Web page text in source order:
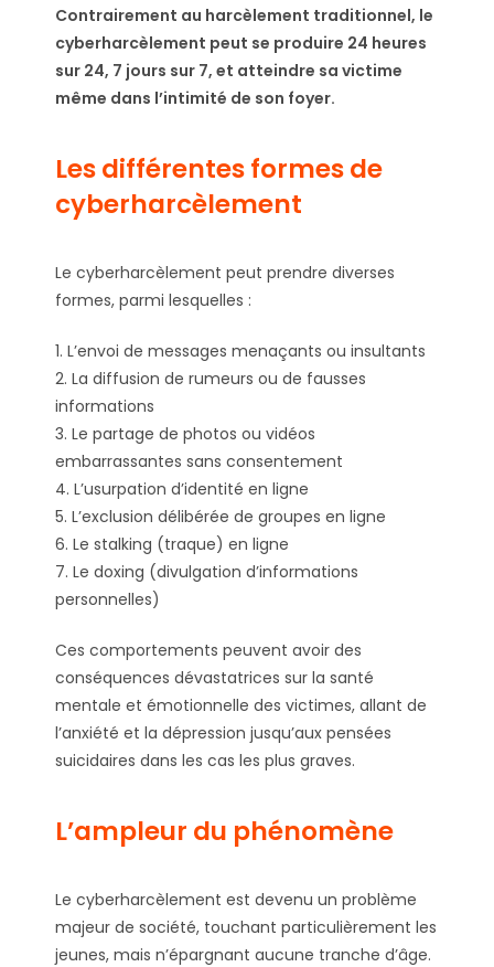
Contrairement au harcèlement traditionnel, le
cyberharcèlement peut se produire 24 heures
sur 24, 7 jours sur 7, et atteindre sa victime
même dans l’intimité de son foyer.
Les différentes formes de
cyberharcèlement
Le cyberharcèlement peut prendre diverses
formes, parmi lesquelles :
1. L’envoi de messages menaçants ou insultants
2. La diffusion de rumeurs ou de fausses
informations
3. Le partage de photos ou vidéos
embarrassantes sans consentement
4. L’usurpation d’identité en ligne
5. L’exclusion délibérée de groupes en ligne
6. Le stalking (traque) en ligne
7. Le doxing (divulgation d’informations
personnelles)
Ces comportements peuvent avoir des
conséquences dévastatrices sur la santé
mentale et émotionnelle des victimes, allant de
l’anxiété et la dépression jusqu’aux pensées
suicidaires dans les cas les plus graves.
L’ampleur du phénomène
Le cyberharcèlement est devenu un problème
majeur de société, touchant particulièrement les
jeunes, mais n’épargnant aucune tranche d’âge.